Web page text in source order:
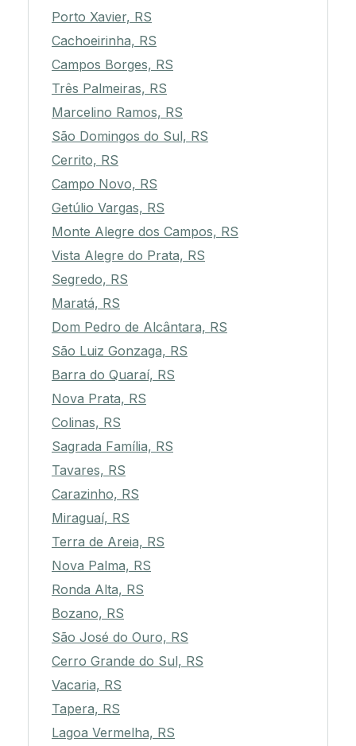
Porto Xavier, RS
Cachoeirinha, RS
Campos Borges, RS
Três Palmeiras, RS
Marcelino Ramos, RS
São Domingos do Sul, RS
Cerrito, RS
Campo Novo, RS
Getúlio Vargas, RS
Monte Alegre dos Campos, RS
Vista Alegre do Prata, RS
Segredo, RS
Maratá, RS
Dom Pedro de Alcântara, RS
São Luiz Gonzaga, RS
Barra do Quaraí, RS
Nova Prata, RS
Colinas, RS
Sagrada Família, RS
Tavares, RS
Carazinho, RS
Miraguaí, RS
Terra de Areia, RS
Nova Palma, RS
Ronda Alta, RS
Bozano, RS
São José do Ouro, RS
Cerro Grande do Sul, RS
Vacaria, RS
Tapera, RS
Lagoa Vermelha, RS